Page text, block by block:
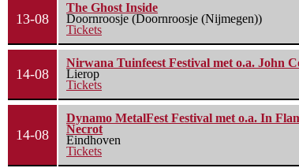
13-08
The Ghost Inside
Doornroosje (Doornroosje (Nijmegen))
Tickets
14-08
Nirwana Tuinfeest Festival met o.a. John
Lierop
Tickets
14-08
Dynamo MetalFest Festival met o.a. In
Necrot
Eindhoven
Tickets